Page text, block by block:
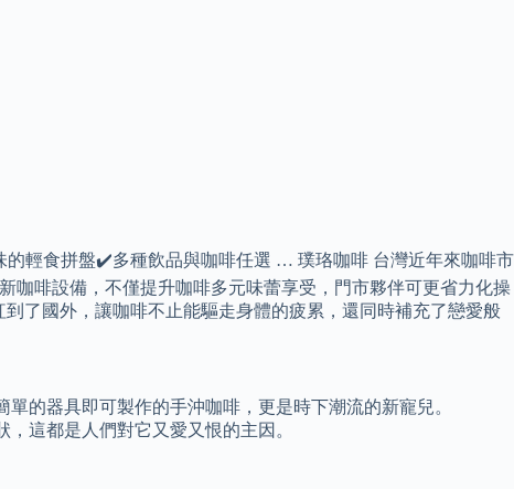
輕食拼盤✔️多種飲品與咖啡任選 … 璞珞咖啡 台灣近年來咖啡市
咖啡設備，不僅提升咖啡多元味蕾享受，門市夥伴可更省力化操
了國外，讓咖啡不止能驅走身體的疲累，還同時補充了戀愛般
的器具即可製作的手沖咖啡，更是時下潮流的新寵兒。
這都是人們對它又愛又恨的主因。